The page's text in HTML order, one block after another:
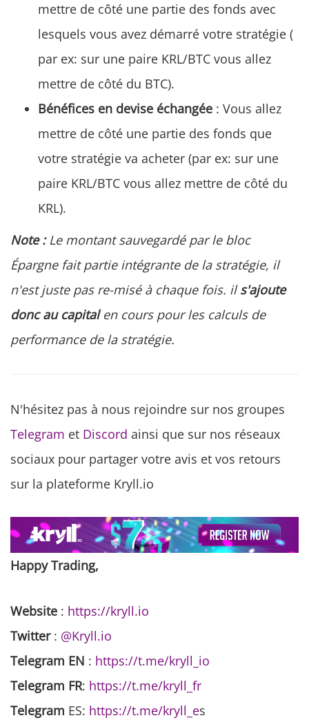
mettre de côté une partie des fonds avec
lesquels vous avez démarré votre stratégie (
par ex: sur une paire KRL/BTC vous allez
mettre de côté du BTC).
Bénéfices en devise échangée : Vous allez
mettre de côté une partie des fonds que
votre stratégie va acheter (par ex: sur une
paire KRL/BTC vous allez mettre de côté du
KRL).
Note : Le montant sauvegardé par le bloc
Épargne fait partie intégrante de la stratégie, il
n'est juste pas re-misé à chaque fois. ils'ajoute
donc au capital en cours pour les calculs de
performance de la stratégie.
N'hésitez pas à nous rejoindre sur nos groupes
Telegram et Discord ainsi que sur nos réseaux
sociaux pour partager votre avis et vos retours
sur la plateforme Kryll.io
Happy Trading,
Website : https://kryll.io
Twitter: @Kryll.io
Telegram EN : https://t.me/kryll_io
Telegram FR: https://t.me/kryll_fr
Telegram ES: https://t.me/kryll_es